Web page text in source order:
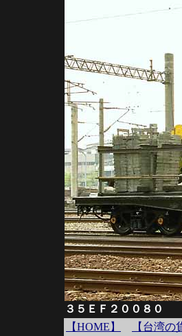
３５ＥＦ２００８０
【HOME】
【台湾の